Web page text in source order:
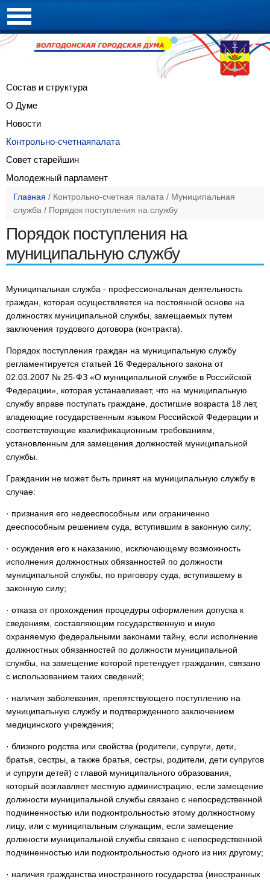
Состав и структура
О Думе
Новости
Контрольно-счетнаяпалата
Совет старейшин
Молодежный парламент
Главная / Контрольно-счетная палата / Муниципальная
служба / Порядок поступления на службу
Порядок поступления на
муниципальную службу
Муниципальная служба - профессиональная деятельность
граждан, которая осуществляется на постоянной основе на
должностях муниципальной службы, замещаемых путем
заключения трудового договора (контракта).
Порядок поступления граждан на муниципальную службу
регламентируется статьей 16 Федерального закона от
02.03.2007 № 25-ФЗ «О муниципальной службе в Российской
Федерации», которая устанавливает, что на муниципальную
службу вправе поступать граждане, достигшие возраста 18 лет,
владеющие государственным языком Российской Федерации и
соответствующие квалификационным требованиям,
установленным для замещения должностей муниципальной
службы.
Гражданин не может быть принят на муниципальную службу в
случае:
· признания его недееспособным или ограниченно
дееспособным решением суда, вступившим в законную силу;
· осуждения его к наказанию, исключающему возможность
исполнения должностных обязанностей по должности
муниципальной службы, по приговору суда, вступившему в
законную силу;
· отказа от прохождения процедуры оформления допуска к
сведениям, составляющим государственную и иную
охраняемую федеральными законами тайну, если исполнение
должностных обязанностей по должности муниципальной
службы, на замещение которой претендует гражданин, связано
с использованием таких сведений;
· наличия заболевания, препятствующего поступлению на
муниципальную службу и подтвержденного заключением
медицинского учреждения;
· близкого родства или свойства (родители, супруги, дети,
братья, сестры, а также братья, сестры, родители, дети супругов
и супруги детей) с главой муниципального образования,
который возглавляет местную администрацию, если замещение
должности муниципальной службы связано с непосредственной
подчиненностью или подконтрольностью этому должностному
лицу, или с муниципальным служащим, если замещение
должности муниципальной службы связано с непосредственной
подчиненностью или подконтрольностью одного из них другому;
· наличия гражданства иностранного государства (иностранных